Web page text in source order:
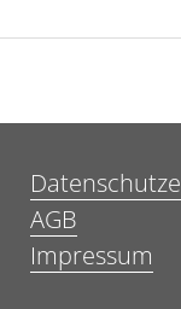
AGB
Impressum